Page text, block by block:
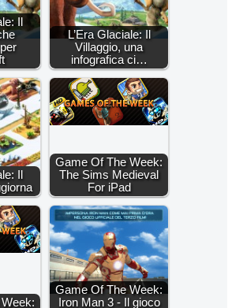
Il
L’Era Glaciale: Il
Villaggio, una
infografica ci…
Il
Game Of The Week:
The Sims Medieval
For iPad
Game Of The Week:
Iron Man 3 - Il gioco